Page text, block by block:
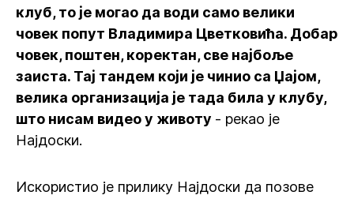
клуб, то је могао да води само велики
човек попут Владимира Цветковића. Добар
човек, поштен, коректан, све најбоље
заиста. Тај тандем који је чинио са Џајом,
велика организација је тада била у клубу,
што нисам видео у животу - рекао је
Најдоски.
Искористио је прилику Најдоски да позове